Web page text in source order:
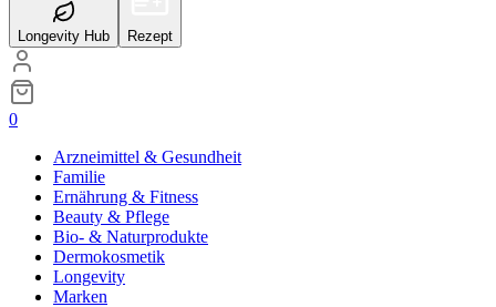
Longevity Hub Rezept
0
Arzneimittel & Gesundheit
Familie
Ernährung & Fitness
Beauty & Pflege
Bio- & Naturprodukte
Dermokosmetik
Longevity
Marken